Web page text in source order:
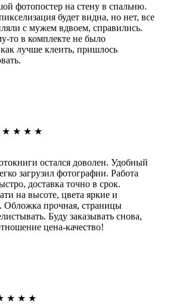
фотопостер на стену в спальню.
будет видна, но нет, все
с мужем вдвоем, справились.
то в комплекте не было
лучше клеить, пришлось
★ ★ ★ ★
остался доволен. Удобный
загрузил фотографии. Работа
доставка точно в срок.
на высоте, цвета яркие и
прочная, страницы
Буду заказывать снова,
цена-качество!
★ ★ ★